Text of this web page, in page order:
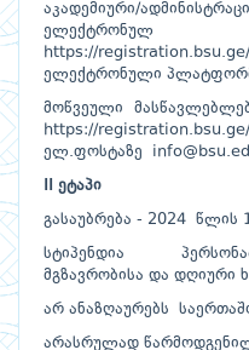
აკადემიური/
https://
ელექტრონული
მოწვეული
https://
ელ.ფოსტაზე
II ეტაპი
გასაუბრება - 2024 წლის
სტიპენდია
მგზავრობისა და დღიური
არ ანაზღაურებს
არასრულად